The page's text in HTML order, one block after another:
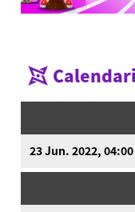
23 Jun. 2022,